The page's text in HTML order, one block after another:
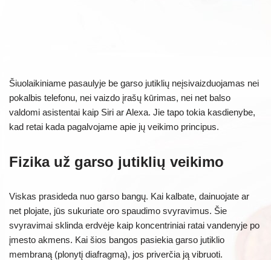
Šiuolaikiniame pasaulyje be garso jutiklių neįsivaizduojamas nei
pokalbis telefonu, nei vaizdo įrašų kūrimas, nei net balso
valdomi asistentai kaip Siri ar Alexa. Jie tapo tokia kasdienybe,
kad retai kada pagalvojame apie jų veikimo principus.
Fizika už garso jutiklių veikimo
Viskas prasideda nuo garso bangų. Kai kalbate, dainuojate ar
net plojate, jūs sukuriate oro spaudimo svyravimus. Šie
svyravimai sklinda erdvėje kaip koncentriniai ratai vandenyje po
įmesto akmens. Kai šios bangos pasiekia garso jutiklio
membraną (plonytį diafragmą), jos priverčia ją vibruoti.